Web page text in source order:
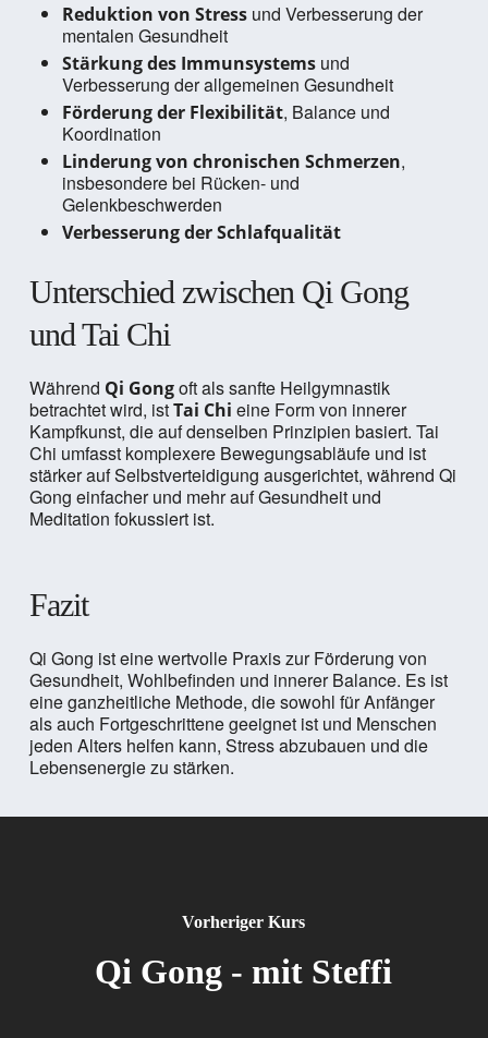
Reduktion von Stressund Verbesserung der
mentalen Gesundheit
Stärkung des Immunsystemsund
Verbesserung der allgemeinen Gesundheit
Förderung der Flexibilität, Balance und
Koordination
Linderung von chronischen Schmerzen,
insbesondere bei Rücken- und
Gelenkbeschwerden
Verbesserung der Schlafqualität
Unterschied zwischen Qi Gong
und Tai Chi
Während Qi Gongoft als sanfte Heilgymnastik
betrachtet wird, istTai Chi eine Form von innerer
Kampfkunst, die auf denselben Prinzipien basiert. Tai
Chi umfasst komplexere Bewegungsabläufe und ist
stärker auf Selbstverteidigung ausgerichtet, während Qi
Gong einfacher und mehr auf Gesundheit und
Meditation fokussiert ist.
Fazit
Qi Gong ist eine wertvolle Praxis zur Förderung von
Gesundheit, Wohlbefinden und innerer Balance. Es ist
eine ganzheitliche Methode, die sowohl für Anfänger
als auch Fortgeschrittene geeignet ist und Menschen
jeden Alters helfen kann, Stress abzubauen und die
Lebensenergie zu stärken.
Vorheriger Kurs
Qi Gong - mit Steffi